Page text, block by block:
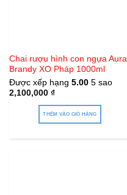
Chai rượu hình con ngựa Aura
Brandy XO Pháp 1000ml
Được xếp hạng 5.005 sao
2,100,000 ₫
THÊM VÀO GIỎ HÀNG